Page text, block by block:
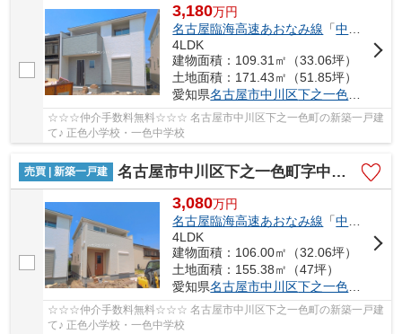
3,180万円
名古屋臨海高速あおなみ線 「中島
4LDK
建物面積：109.31㎡（33.06坪）
土地面積：171.43㎡（51.85坪）
愛知県名古屋市中川区下之一色町
☆☆☆仲介手数料無料☆☆☆ 名古屋市中川区下之一色町の新築一戸建
て♪ 正色小学校・一色中学校
売買 | 新築一戸建 名古屋市中川区下之一色町字中ノ切26【仲介手数料無料】新築一戸建て 2号棟
3,080万円
名古屋臨海高速あおなみ線 「中島
4LDK
建物面積：106.00㎡（32.06坪）
土地面積：155.38㎡（47坪）
愛知県名古屋市中川区下之一色町
☆☆☆仲介手数料無料☆☆☆ 名古屋市中川区下之一色町の新築一戸建
て♪ 正色小学校・一色中学校